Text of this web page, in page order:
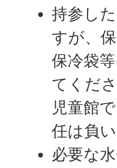
持参し
すが、
保冷袋
てくださ
児童館
任は負
必要な